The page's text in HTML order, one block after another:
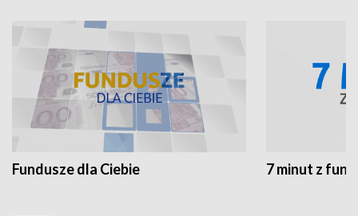
Fundusze dla Ciebie 7 minut z